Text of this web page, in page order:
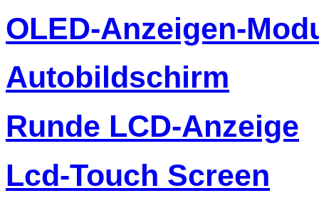
OLED-Anzeigen-
Autobildschirm
Runde LCD-Anzeige
Lcd-Touch Screen